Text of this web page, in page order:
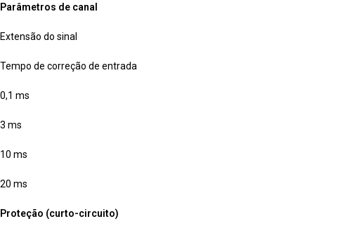
Parâmetros de canal
Extensão do sinal
Tempo de correção de entrada
0,1 ms
3 ms
10 ms
20 ms
Proteção (curto-circuito)